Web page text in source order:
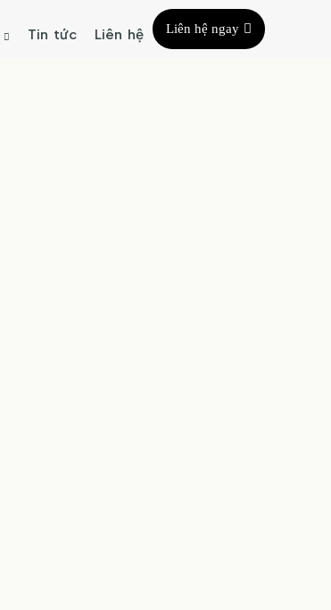
Tin tức Liên hệ Liên hệ ngay